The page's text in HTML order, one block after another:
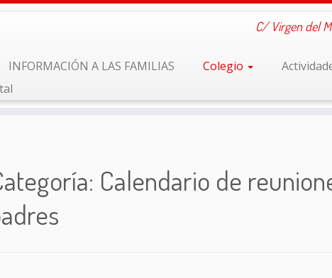
C/ Virgen del
INFORMACIÓN A LAS FAMILIAS Colegio
Calendario de